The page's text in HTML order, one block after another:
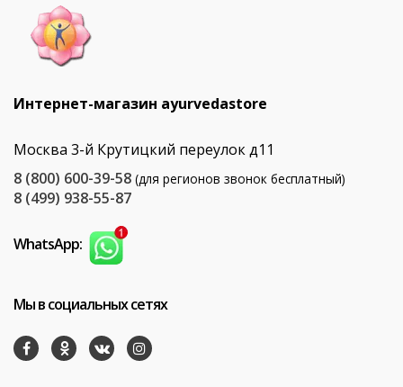
Интернет-магазин ayurvedastore
Москва 3-й Крутицкий переулок д11
8 (800) 600-39-58 (для регионов звонок бесплатный)
8 (499) 938-55-87
WhatsApp:
Мы в социальных сетях